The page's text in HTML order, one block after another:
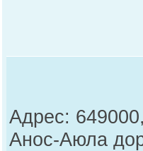
Адрес:
Анос-Аюла